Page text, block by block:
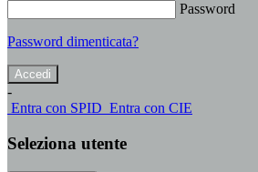
Password
Password dimenticata?
-
Entra con SPID Entra con CIE
Seleziona utente